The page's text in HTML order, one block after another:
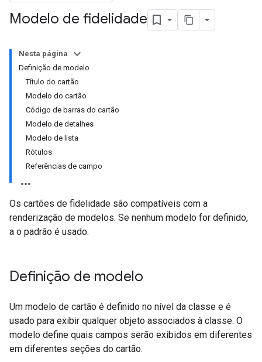
Modelo de fidelidade
Nesta página
Definição de modelo
Título do cartão
Modelo do cartão
Código de barras do cartão
Modelo de detalhes
Modelo de lista
Rótulos
Referências de campo
Os cartões de fidelidade são compatíveis com a
renderização de modelos. Se nenhum modelo for definido,
a o padrão é usado.
Definição de modelo
Um modelo de cartão é definido no nível da classe e é
usado para exibir qualquer objeto associados à classe. O
modelo define quais campos serão exibidos em diferentes
em diferentes seções do cartão.